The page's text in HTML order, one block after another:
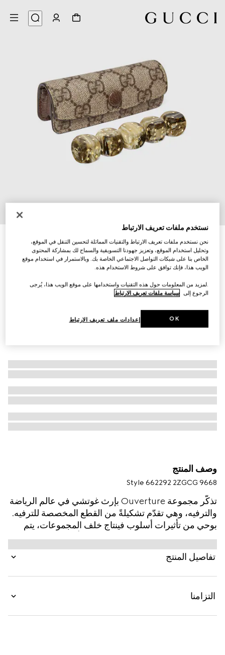
مجموعة النرود
وصف المنتج
Style ‎662292 2ZGCG 9668
تذكّر مجموعة Ouverture بإرث غوتشي في عالم الرياضة
والترفيه، وهي تقدّم تشكيلةً من القطع المخصصة للترفيه.
بوحي من تأثيرات أسلوب فينتاج خلف المجموعات، يتم
تقديم هذه النرود الخمسة من الراتنج بتأثير معرّق. يتم
تقديم المجموعة بالكانفاس المزيّن بمونوغرام الدار، مما
يُضفي طابع الشعار القوي.
تفاصيل المنتج
التزامنا
نستخدم ملفات تعريف الارتباط
نحن نستخدم ملفات تعريف الارتباط والتقنيات المماثلة لتحسين التنقل في الموقع،
وتحليل استخدام الموقع، وتعزيز جهودنا التسويقية والسماح لك بمشاركة المحتوى
الخاص بنا على شبكات التواصل الاجتماعي الخاصة بك. وبالاستمرار في استخدام موقع
الويب هذا، فإنك توافق على شروط الاستخدام هذه.
.لمزيد من المعلومات حول هذه التقنيات واستخدامها على موقع الويب هذا، يُرجى
الرجوع إلى سياسة ملفات تعريف الارتباط
إعدادات ملف تعريف الارتباط OK